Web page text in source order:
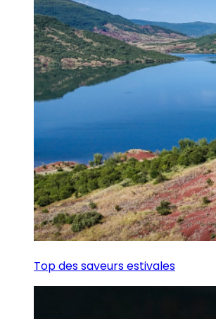
Top des saveurs estivales